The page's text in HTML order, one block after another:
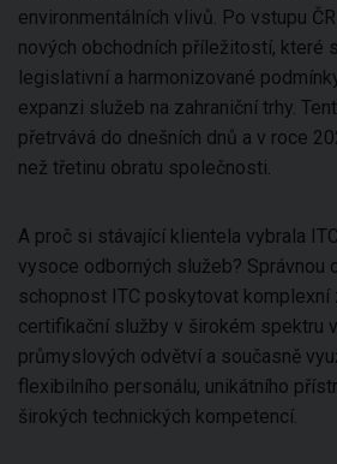
environmentálních vlivů. Po vstupu
nových obchodních příležitostí, které
legislativní a harmonizované
expanzi služeb na zahraniční trhy.
přetrvává do dnešních dnů a v roce
než třetinu obratu společnosti.
A proč si stávající klientela vybrala
vysoce odborných služeb? Správnou
schopnost ITC poskytovat komplexní
certifikační služby v širokém spektru
průmyslových odvětví a současně
flexibilního personálu, unikátního
širokých technických kompetencí.